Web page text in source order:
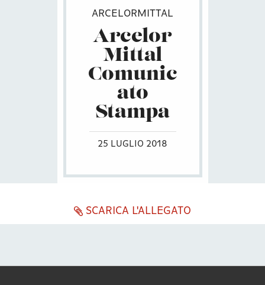
ARCELORMITTAL
Arcelor
Mittal
Comunic
ato
Stampa
25 LUGLIO 2018
SCARICA L'ALLEGATO